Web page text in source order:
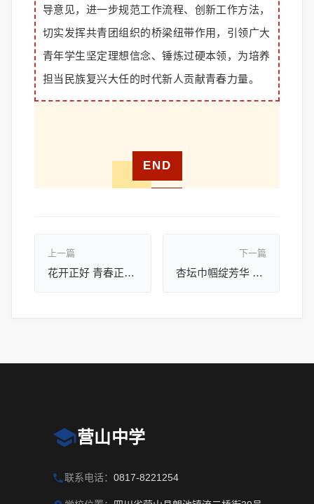
导意见，进一步规范工作流程、创新工作方法，
切实发挥共青团组织的桥梁纽带作用，引领广大
青年学生坚定理想信念、锤炼过硬本领，为培养
担当民族复兴大任的时代新人贡献青春力量。
END
上一篇
花开正好 青春正燃 ||营山中学春日特辑
下一篇
杏坛巾帼绽芳华 初心如磐育桃李||营山中学隆重举行第116个“三八”国际妇女节表彰座谈会
营山中学
联系电话： 0817-8221254